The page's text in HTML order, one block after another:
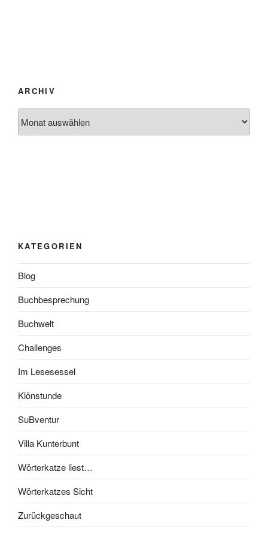
ARCHIV
KATEGORIEN
Blog
Buchbesprechung
Buchwelt
Challenges
Im Lesesessel
Klönstunde
SuBventur
Villa Kunterbunt
Wörterkatze liest…
Wörterkatzes Sicht
Zurückgeschaut